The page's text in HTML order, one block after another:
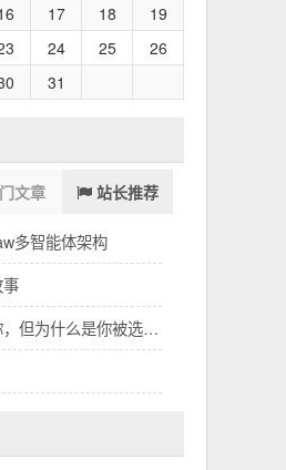
17 18
19
24 25
26
31
文章 站长推荐
了个十万的工程
恐
深夜的琐碎一天
护板一路响回电城
十六万二千八提了特斯拉，又看上东园公馆